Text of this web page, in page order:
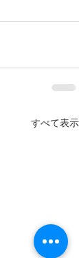
すべて表示